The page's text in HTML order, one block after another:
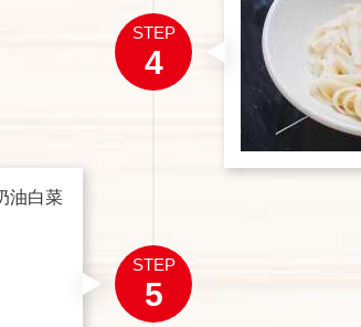
STEP
4
STEP
5
油白菜